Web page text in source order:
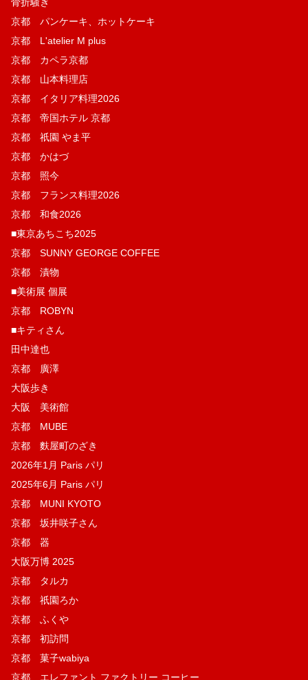
骨折騒ぎ
京都 パンケーキ、ホットケーキ
京都 L'atelier M plus
京都 カペラ京都
京都 山本料理店
京都 イタリア料理2026
京都 帝国ホテル 京都
京都 祇園 やま平
京都 かはづ
京都 照今
京都 フランス料理2026
京都 和食2026
■東京あちこち2025
京都 SUNNY GEORGE COFFEE
京都 漬物
■美術展 個展
京都 ROBYN
■キティさん
田中達也
京都 廣澤
大阪歩き
大阪 美術館
京都 MUBE
京都 麩屋町のざき
2026年1月 Paris パリ
2025年6月 Paris パリ
京都 MUNI KYOTO
京都 坂井咲子さん
京都 器
大阪万博 2025
京都 タルカ
京都 祇園ろか
京都 ふくや
京都 初訪問
京都 菓子wabiya
京都 エレファント ファクトリー コーヒー